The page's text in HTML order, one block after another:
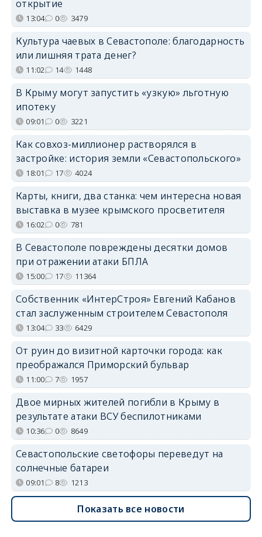
открытие
13:04 0 3479
Культура чаевых в Севастополе: благодарность
или лишняя трата денег?
11:02 14 1448
В Крыму могут запустить «узкую» льготную
ипотеку
09:01 0 3221
Как совхоз-миллионер растворялся в
застройке: история земли «Севастопольского»
18:01 17 4024
Карты, книги, два станка: чем интересна новая
выставка в музее крымского просветителя
16:02 0 781
В Севастополе повреждены десятки домов
при отражении атаки БПЛА
15:00 17 11364
Собственник «ИнтерСтроя» Евгений Кабанов
стал заслуженным строителем Севастополя
13:04 33 6429
От руин до визитной карточки города: как
преображался Приморский бульвар
11:00 7 1957
Двое мирных жителей погибли в Крыму в
результате атаки ВСУ беспилотниками
10:36 0 8649
Севастопольские светофоры переведут на
солнечные батареи
09:01 8 1213
Показать все новости